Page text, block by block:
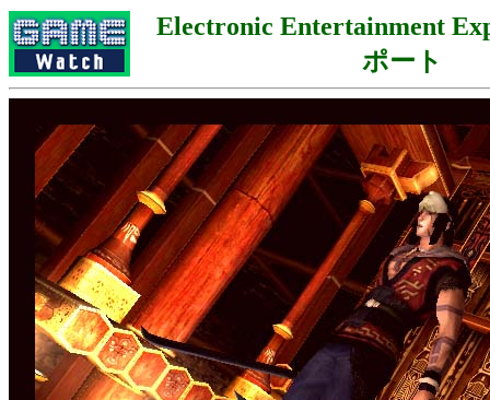
Electronic Entertainment
ポート